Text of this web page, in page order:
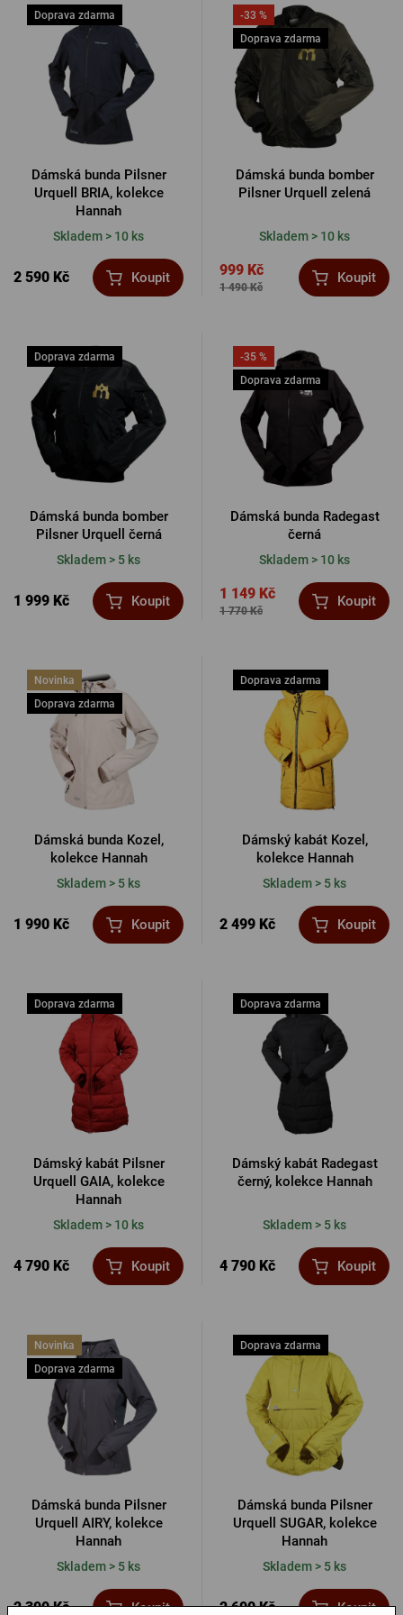
PŘIHLÁSIT PŘES FACEBOOK
PŘIHLÁSIT PŘES GOOGLE
PŘIHLÁSIT PŘES APPLE
PŘIHLÁSIT PŘES SEZNAM
Doprava zdarma
Dámská bunda Pilsner
Urquell BRIA, kolekce
Hannah
Skladem > 10 ks
2 590 Kč Koupit
-33 %
Doprava zdarma
Dámská bunda bomber
Pilsner Urquell zelená
Skladem > 10 ks
1 490 Kč
999 Kč Koupit
Doprava zdarma
Dámská bunda bomber
Pilsner Urquell černá
Skladem > 5 ks
1 999 Kč Koupit
-35 %
Doprava zdarma
Dámská bunda Radegast
černá
Skladem > 10 ks
1 770 Kč
1 149 Kč Koupit
Novinka
Doprava zdarma
Dámská bunda Kozel,
kolekce Hannah
Skladem > 5 ks
1 990 Kč Koupit
Doprava zdarma
Dámský kabát Kozel,
kolekce Hannah
Skladem > 5 ks
2 499 Kč Koupit
Doprava zdarma
Dámský kabát Pilsner
Urquell GAIA, kolekce
Hannah
Skladem > 10 ks
4 790 Kč Koupit
Doprava zdarma
Dámský kabát Radegast
černý, kolekce Hannah
Skladem > 5 ks
4 790 Kč Koupit
Novinka
Doprava zdarma
Dámská bunda Pilsner
Urquell AIRY, kolekce
Hannah
Skladem > 5 ks
2 390 Kč Koupit
Doprava zdarma
Dámská bunda Pilsner
Urquell SUGAR, kolekce
Hannah
Skladem > 5 ks
2 690 Kč Koupit